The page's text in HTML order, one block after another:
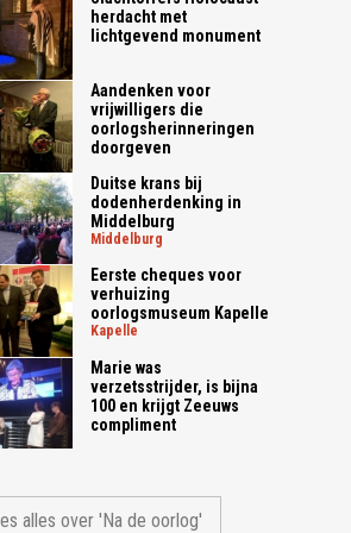
herdacht met
lichtgevend monument
Aandenken voor
vrijwilligers die
oorlogsherinneringen
doorgeven
Duitse krans bij
dodenherdenking in
Middelburg
middelburg
Eerste cheques voor
verhuizing
oorlogsmuseum Kapelle
kapelle
Marie was
verzetsstrijder, is bijna
100 en krijgt Zeeuws
compliment
alles over 'Na de oorlog'